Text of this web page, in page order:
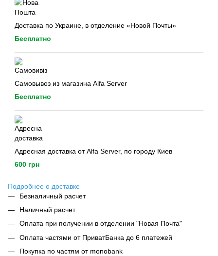
Доставка по Украине, в отделение «Новой Почты»
Бесплатно
Самовывоз из магазина Alfa Server
Бесплатно
Адресная доставка от Alfa Server, по городу Киев
600 грн
Подробнее о доставке
Безналичный расчет
Наличный расчет
Оплата при получении в отделении "Новая Почта"
Оплата частями от ПриватБанка до 6 платежей
Покупка по частям от monobank